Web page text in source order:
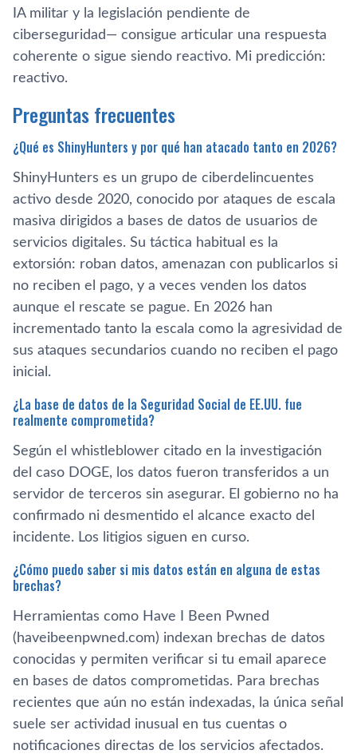
IA militar y la legislación pendiente de
ciberseguridad— consigue articular una respuesta
coherente o sigue siendo reactivo. Mi predicción:
reactivo.
Preguntas frecuentes
¿Qué es ShinyHunters y por qué han atacado tanto en 2026?
ShinyHunters es un grupo de ciberdelincuentes
activo desde 2020, conocido por ataques de escala
masiva dirigidos a bases de datos de usuarios de
servicios digitales. Su táctica habitual es la
extorsión: roban datos, amenazan con publicarlos si
no reciben el pago, y a veces venden los datos
aunque el rescate se pague. En 2026 han
incrementado tanto la escala como la agresividad de
sus ataques secundarios cuando no reciben el pago
inicial.
¿La base de datos de la Seguridad Social de EE.UU. fue
realmente comprometida?
Según el whistleblower citado en la investigación
del caso DOGE, los datos fueron transferidos a un
servidor de terceros sin asegurar. El gobierno no ha
confirmado ni desmentido el alcance exacto del
incidente. Los litigios siguen en curso.
¿Cómo puedo saber si mis datos están en alguna de estas
brechas?
Herramientas como Have I Been Pwned
(haveibeenpwned.com) indexan brechas de datos
conocidas y permiten verificar si tu email aparece
en bases de datos comprometidas. Para brechas
recientes que aún no están indexadas, la única señal
suele ser actividad inusual en tus cuentas o
notificaciones directas de los servicios afectados.